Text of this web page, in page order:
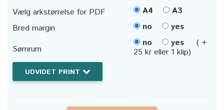
Vælg arkstørrelse for PDF
A4
A3
Bred margin
no
yes
Sømrum
no yes
( +
25 kr eller 1 klip)
UDVIDET PRINT